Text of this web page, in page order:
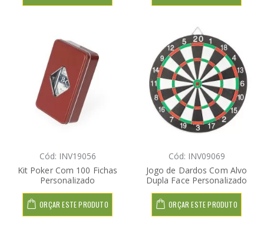
Cód: INV19056
Kit Poker Com 100 Fichas
Personalizado
ORÇAR ESTE PRODUTO
Cód: INV09069
Jogo de Dardos Com Alvo
Dupla Face Personalizado
ORÇAR ESTE PRODUTO